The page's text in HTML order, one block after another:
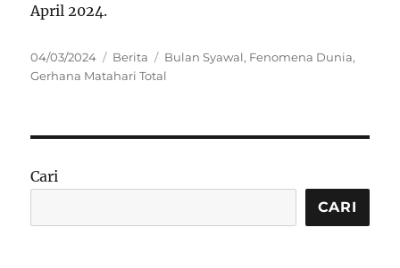
April 2024.
Posted
on
04/03/2024 Categories
Berita Tags
Bulan Syawal, Fenomena Dunia,
Gerhana Matahari Total
Cari
CARI